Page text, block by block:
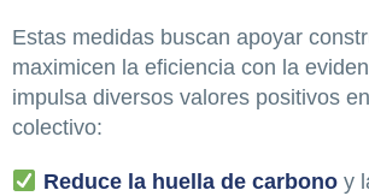
Estas medidas buscan apoyar
maximicen la eficiencia con la
impulsa diversos valores positivos
colectivo:
Reduce la huella de carbonoy